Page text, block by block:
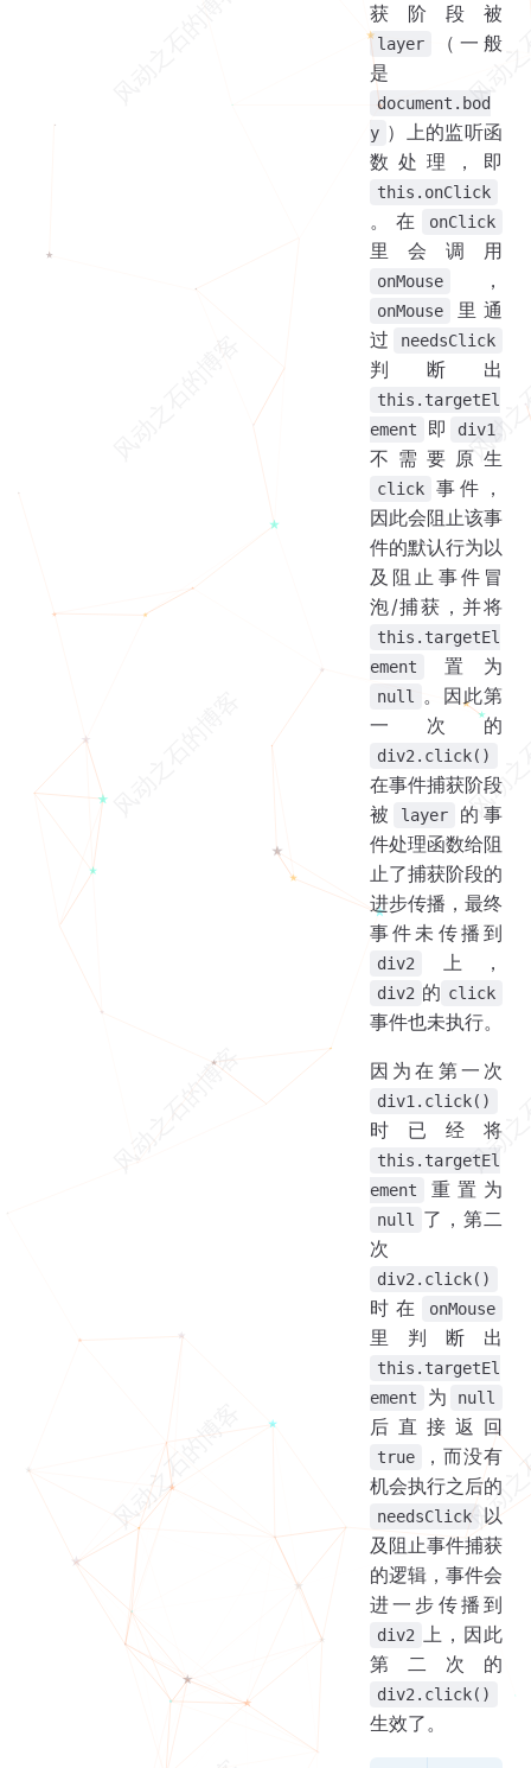
获阶段被
layer
（一般
是
document.bod
y ）上的监听函
数处理，即
this.onClick
。在 onClick
里会调用
onMouse ，
onMouse
里通
过
needsClick
判断出
this.targetEl
ement
即 div1
不需要原生
click
事件，
因此会阻止该事
件的默认行为以
及阻止事件冒
泡/捕获，并将
this.targetEl
ement
置为
null 。因此第
一次的
div2.click()
在事件捕获阶段
被
layer
的事
件处理函数给阻
止了捕获阶段的
进步传播，最终
事件未传播到
div2 上，
div2 的 click
事件也未执行。
因为在第一次
div1.click()
时已经将
this.targetEl
ement
重置为
null 了，第二
次
div2.click()
时在 onMouse
里判断出
this.targetEl
ement
为 null
后直接返回
true
，而没有
机会执行之后的
needsClick
以
及阻止事件捕获
的逻辑，事件会
进一步传播到
div2 上，因此
第二次的
div2.click()
生效了。